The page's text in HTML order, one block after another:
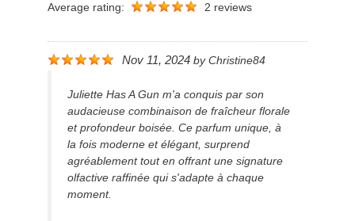
Average rating:
2 reviews
Nov 11, 2024 by Christine84
Juliette Has A Gun m'a conquis par son
audacieuse combinaison de fraîcheur florale
et profondeur boisée. Ce parfum unique, à
la fois moderne et élégant, surprend
agréablement tout en offrant une signature
olfactive raffinée qui s'adapte à chaque
moment.